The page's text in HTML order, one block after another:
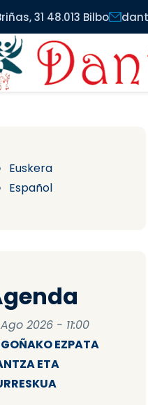
principal
31 48.013 Bilbo
Euskera
Español
Ago 2026 - 11:00
EZPATA
ETA